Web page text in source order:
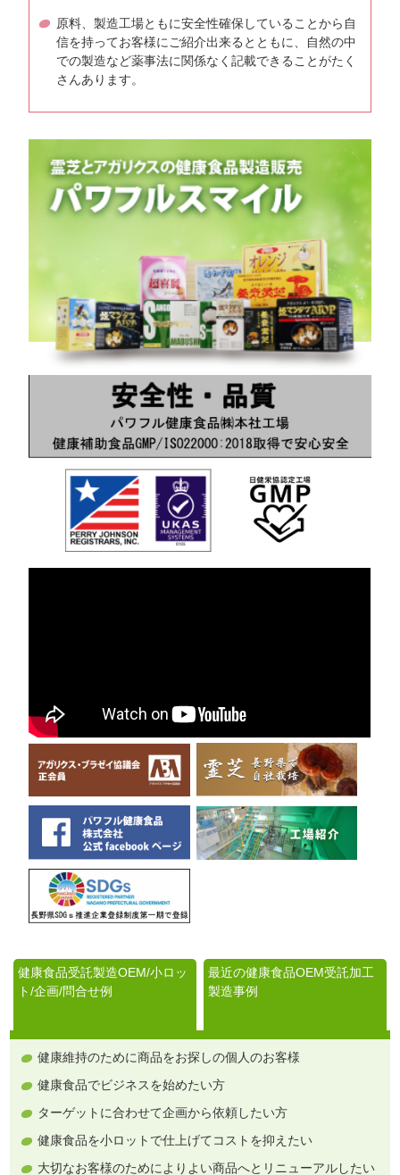
原料、製造工場ともに安全性確保していることから自
信を持ってお客様にご紹介出来るとともに、自然の中
での製造など薬事法に関係なく記載できることがたく
さんあります。
健康食品受託製造OEM/小ロッ
ト/企画/問合せ例
最近の健康食品OEM受託加工
製造事例
健康維持のために商品をお探しの個人のお客様
健康食品でビジネスを始めたい方
ターゲットに合わせて企画から依頼したい方
健康食品を小ロットで仕上げてコストを抑えたい
大切なお客様のためによりよい商品へとリニューアルしたい